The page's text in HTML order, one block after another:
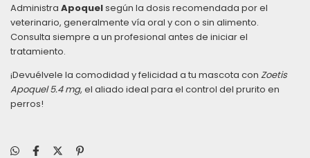
Administra Apoquelsegún la dosis recomendada por el
veterinario, generalmente vía oral y con o sin alimento.
Consulta siempre a un profesional antes de iniciar el
tratamiento.
¡Devuélvele la comodidad y felicidad a tu mascota con Zoetis
Apoquel 5.4 mg, el aliado ideal para el control del prurito en
perros!